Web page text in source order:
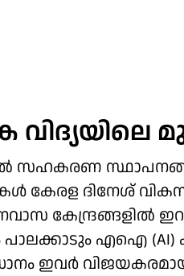
വിദ്യയിലെ
സഹകരണ
കേരള ദിനേശ്
കേന്ദ്രങ്ങളിൽ
പാലക്കാടും എഐ (AI)
ഇവർ വിജയകരമായി